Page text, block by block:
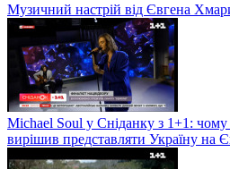
Музичний настрій від Євгена
Michael Soul у Сніданку з 1+1: чому
вирішив представляти Україну на